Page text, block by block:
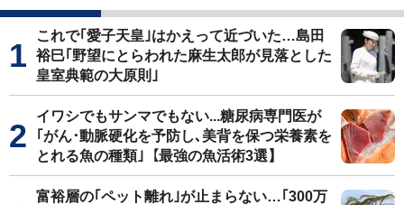
これで｢愛子天皇｣はかえって近づいた…島田
裕巳｢野望にとらわれた麻生太郎が見落とした
皇室典範の大原則｣
イワシでもサンマでもない...糖尿病専門医が
｢がん･動脈硬化を予防し､美背を保つ栄養素を
とれる魚の種類｣【最強の魚活術3選】
富裕層の｢ペット離れ｣が止まらない…｢300万